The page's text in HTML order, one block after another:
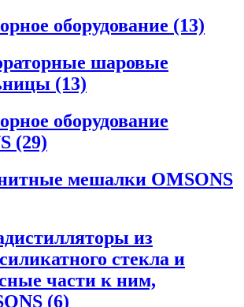
оборудование (13)
шаровые
(13)
оборудование
(29)
мешалки OMSONS
из
стекла и
части к ним,
(6)